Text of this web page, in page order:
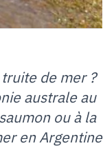
de mer ?
australe au
ou à la
en Argentine